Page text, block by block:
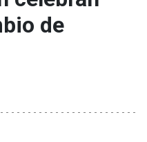
de